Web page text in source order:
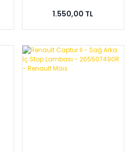
328659595R
1.550,00 TL